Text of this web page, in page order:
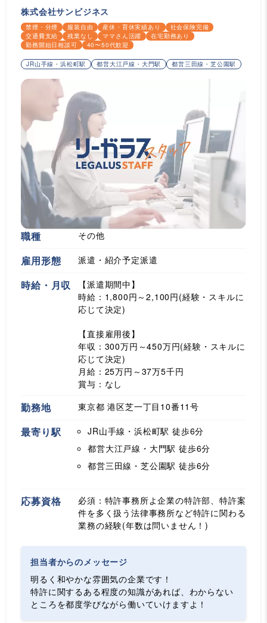
株式会社サンビジネス
禁煙・分煙 服装自由 産休・育休実績あり
社会保険完備
交通費支給
残業なし ママさん活躍
在宅勤務あり
勤務開始日相談可
40〜50代歓迎
JR山手線・浜松町駅 都営大江戸線・大門駅 都営三田線・芝公園駅
職種 その他
雇用形態 派遣・紹介予定派遣
時給・月収
【派遣期間中】
時給：1,800円～2,100円(経験・スキルに
応じて決定)
【直接雇用後】
年収：300万円～450万円(経験・スキルに
応じて決定)
月給：25万円～37万5千円
賞与：なし
勤務地 東京都 港区芝一丁目10番11号
最寄り駅 JR山手線・浜松町駅 徒歩6分
都営大江戸線・大門駅 徒歩6分
都営三田線・芝公園駅 徒歩6分
応募資格
必須：特許事務所よ企業の特許部、特許案
件を多く扱う法律事務所など特許に関わる
業務の経験(年数は問いません！)
担当者からのメッセージ
明るく和やかな雰囲気の企業です！
特許に関するある程度の知識があれば、わからない
ところを都度学びながら働いていけますよ！